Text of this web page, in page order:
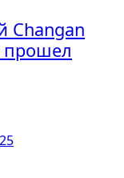
Changan
прошел